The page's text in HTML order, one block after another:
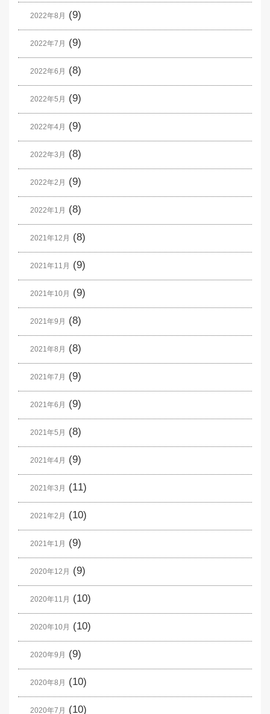
2022年8月 (9)
2022年7月 (9)
2022年6月 (8)
2022年5月 (9)
2022年4月 (9)
2022年3月 (8)
2022年2月 (9)
2022年1月 (8)
2021年12月 (8)
2021年11月 (9)
2021年10月 (9)
2021年9月 (8)
2021年8月 (8)
2021年7月 (9)
2021年6月 (9)
2021年5月 (8)
2021年4月 (9)
2021年3月 (11)
2021年2月 (10)
2021年1月 (9)
2020年12月 (9)
2020年11月 (10)
2020年10月 (10)
2020年9月 (9)
2020年8月 (10)
2020年7月 (10)